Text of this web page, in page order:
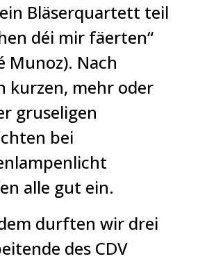
Bläserquartett teil
déi mir fäerten“
Munoz). Nach
kurzen, mehr oder
gruseligen
bei
alle gut ein.
durften wir drei
des CDV